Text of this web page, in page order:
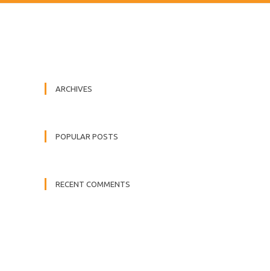
ARCHIVES
POPULAR POSTS
RECENT COMMENTS